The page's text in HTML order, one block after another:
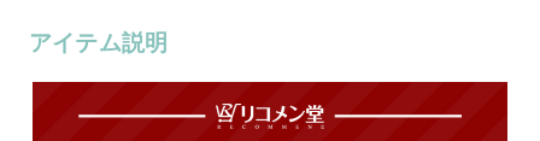
アイテム説明